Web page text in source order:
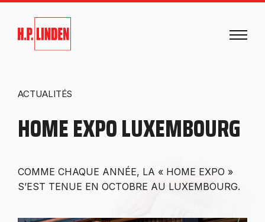
ACTUALITÉS
HOME EXPO LUXEMBOURG
COMME CHAQUE ANNÉE, LA « HOME EXPO »
S’EST TENUE EN OCTOBRE AU LUXEMBOURG.